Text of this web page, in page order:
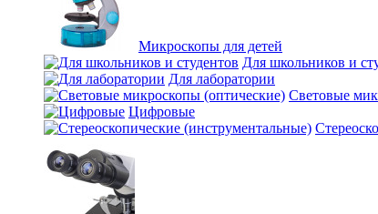
Микроскопы для детей
Для школьников и
Для лаборатории
Световые
Цифровые